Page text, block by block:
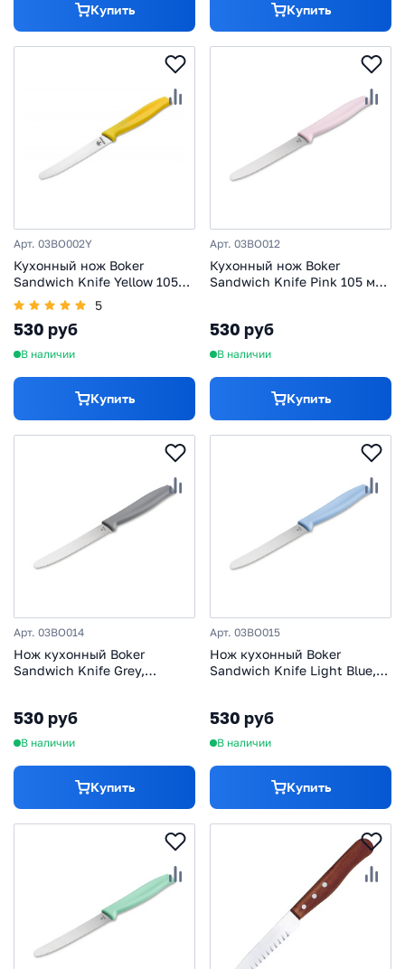
Купить Купить
Арт. 03BO002Y
Кухонный нож Boker
Sandwich Knife Yellow 105
мм, нержавеющая сталь,
рукоять ABS-пластик,
желтый
5
530 руб
В наличии
Купить
Арт. 03BO012
Кухонный нож Boker
Sandwich Knife Pink 105 мм,
розовый
530 руб
В наличии
Купить
Арт. 03BO014
Нож кухонный Boker
Sandwich Knife Grey,
530 руб
В наличии
Купить
Арт. 03BO015
Нож кухонный Boker
Sandwich Knife Light Blue,
голубой
530 руб
В наличии
Купить